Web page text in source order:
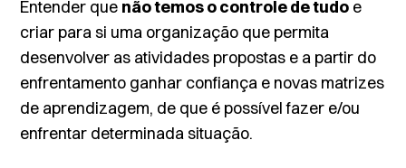
Entender que não temos o controle de tudo e
criar para si uma organização que permita
desenvolver as atividades propostas e a partir do
enfrentamento ganhar confiança e novas matrizes
de aprendizagem, de que é possível fazer e/ou
enfrentar determinada situação.